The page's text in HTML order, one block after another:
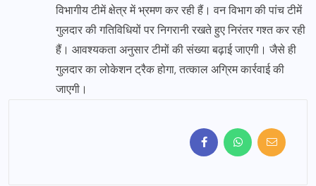
विभागीय टीमें क्षेत्र में भ्रमण कर रही हैं। वन विभाग की पांच टीमें
गुलदार की गतिविधियों पर निगरानी रखते हुए निरंतर गश्त कर रही
हैं। आवश्यकता अनुसार टीमों की संख्या बढ़ाई जाएगी। जैसे ही
गुलदार का लोकेशन ट्रैक होगा, तत्काल अग्रिम कार्रवाई की
जाएगी।